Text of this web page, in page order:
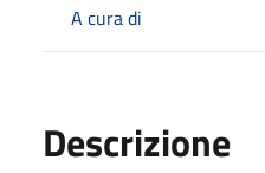
A cura di
Descrizione